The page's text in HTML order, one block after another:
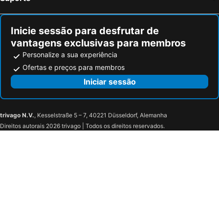
Inicie sessão para desfrutar de
vantagens exclusivas para membros
Personalize a sua experiência
Ofertas e preços para membros
Iniciar sessão
trivago N.V., Kesselstraße 5 – 7, 40221 Düsseldorf, Alemanha
Direitos autorais 2026 trivago | Todos os direitos reservados.